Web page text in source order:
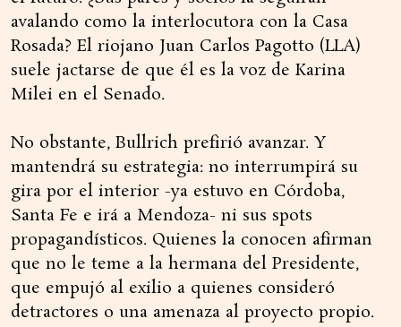
avalando como la interlocutora con la Casa
Rosada? El riojano Juan Carlos Pagotto (LLA)
suele jactarse de que él es la voz de Karina
Milei en el Senado.
No obstante, Bullrich prefirió avanzar. Y
mantendrá su estrategia: no interrumpirá su
gira por el interior -ya estuvo en Córdoba,
Santa Fe e irá a Mendoza- ni sus spots
propagandísticos. Quienes la conocen afirman
que no le teme a la hermana del Presidente,
que empujó al exilio a quienes consideró
detractores o una amenaza al proyecto propio.